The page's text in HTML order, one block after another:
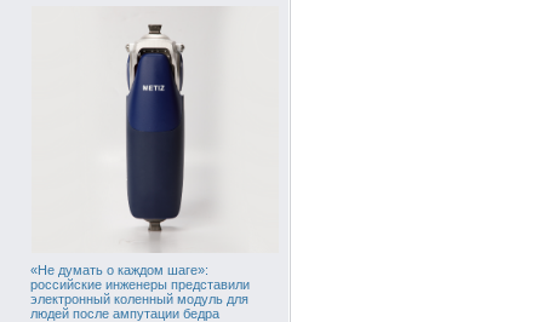
«Не думать о каждом шаге»:
российские инженеры представили
электронный коленный модуль для
людей после ампутации бедра